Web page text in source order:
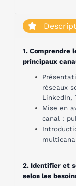
1. Comprendre
principaux
réseaux
LinkedIn,
Mise en
canal :
2. Identifier et
selon les